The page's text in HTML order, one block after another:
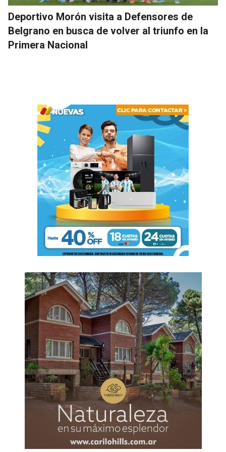
Deportivo Morón visita a Defensores de
Belgrano en busca de volver al triunfo en la
Primera Nacional